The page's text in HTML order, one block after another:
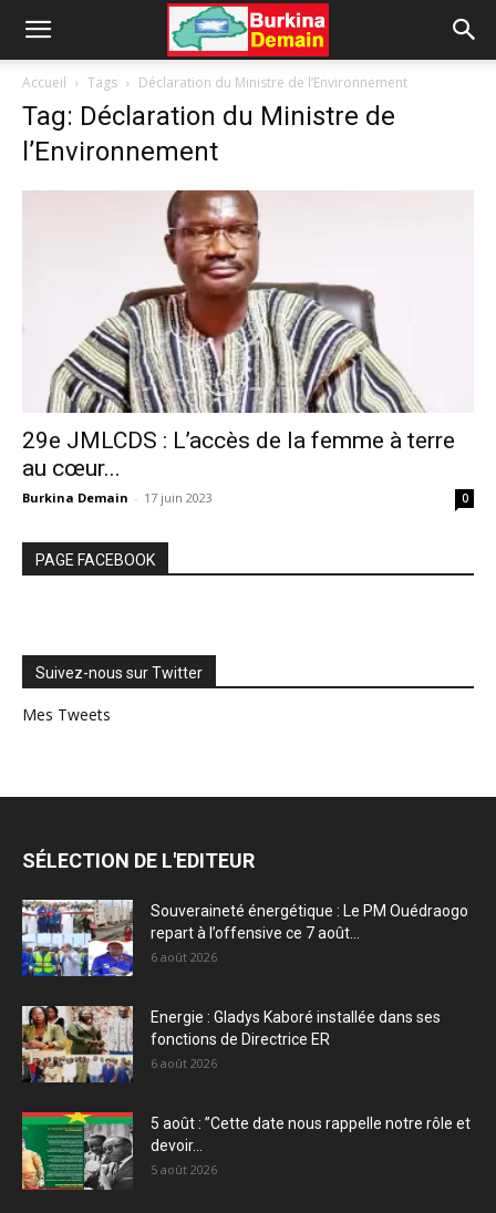
Accueil Tags Déclaration du Ministre de l’Environnement
Tag: Déclaration du Ministre de
l’Environnement
29e JMLCDS : L’accès de la femme à terre
au cœur...
Burkina Demain - 17 juin 2023 0
PAGE FACEBOOK
Suivez-nous sur Twitter
Mes Tweets
SÉLECTION DE L'EDITEUR
Souveraineté énergétique : Le PM Ouédraogo
repart à l’offensive ce 7 août...
6 août 2026
Energie : Gladys Kaboré installée dans ses
fonctions de Directrice ER
6 août 2026
5 août : ”Cette date nous rappelle notre rôle et
devoir...
5 août 2026